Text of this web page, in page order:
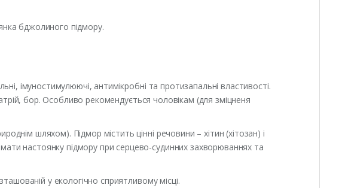
бджолиного підмору.
імуностимулюючі, антимікробні та протизапальні властивості.
бор. Особливо рекомендується чоловікам (для зміцненя
шляхом). Підмор містить цінні речовини – хітин (хітозан) і
настоянку підмору при серцево-судинних захворюваннях та
у екологічно сприятливому місці.